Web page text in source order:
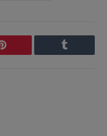
Pinterest Tumblr